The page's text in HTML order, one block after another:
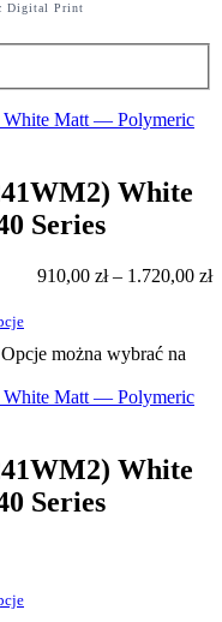
Digital Print
White
Series
910,00 zł– 1.720,00 zł
można wybrać na
White
Series